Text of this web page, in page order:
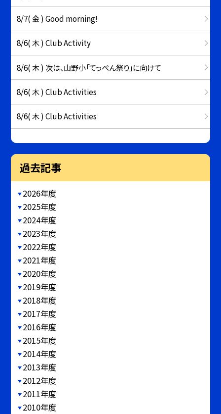
8/7( 金 ) Good morning!
8/6( 木 ) Club Activity
8/6( 木 ) 次は、山野小「てっぺん祭り」に向けて
8/6( 木 ) Club Activities
8/6( 木 ) Club Activities
過去記事
2026年度
2025年度
2024年度
2023年度
2022年度
2021年度
2020年度
2019年度
2018年度
2017年度
2016年度
2015年度
2014年度
2013年度
2012年度
2011年度
2010年度